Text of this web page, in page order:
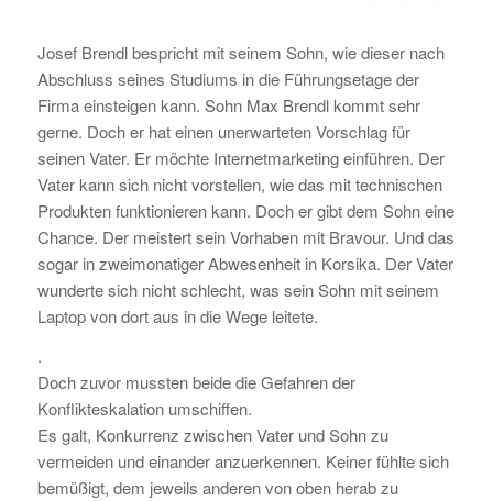
Josef Brendl bespricht mit seinem Sohn, wie dieser nach
Abschluss seines Studiums in die Führungsetage der
Firma einsteigen kann. Sohn Max Brendl kommt sehr
gerne. Doch er hat einen unerwarteten Vorschlag für
seinen Vater. Er möchte Internetmarketing einführen. Der
Vater kann sich nicht vorstellen, wie das mit technischen
Produkten funktionieren kann. Doch er gibt dem Sohn eine
Chance. Der meistert sein Vorhaben mit Bravour. Und das
sogar in zweimonatiger Abwesenheit in Korsika. Der Vater
wunderte sich nicht schlecht, was sein Sohn mit seinem
Laptop von dort aus in die Wege leitete.
.
Doch zuvor mussten beide die Gefahren der
Konflikteskalation umschiffen.
Es galt, Konkurrenz zwischen Vater und Sohn zu
vermeiden und einander anzuerkennen. Keiner fühlte sich
bemüßigt, dem jeweils anderen von oben herab zu